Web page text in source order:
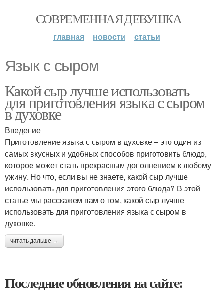
СОВРЕМЕННАЯ ДЕВУШКА
главная новости статьи
Язык с сыром
Какой сыр лучше использовать
для приготовления языка с сыром
в духовке
Введение
Приготовление языка с сыром в духовке – это один из
самых вкусных и удобных способов приготовить блюдо,
которое может стать прекрасным дополнением к любому
ужину. Но что, если вы не знаете, какой сыр лучше
использовать для приготовления этого блюда? В этой
статье мы расскажем вам о том, какой сыр лучше
использовать для приготовления языка с сыром в
духовке.
читать дальше →
Последние обновления на сайте: